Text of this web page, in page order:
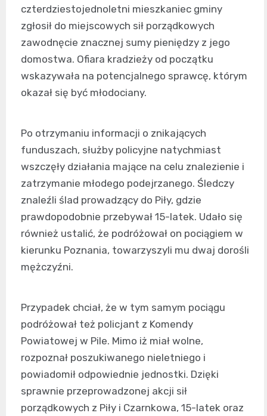
czterdziestojednoletni mieszkaniec gminy
zgłosił do miejscowych sił porządkowych
zawodnęcie znacznej sumy pieniędzy z jego
domostwa. Ofiara kradzieży od początku
wskazywała na potencjalnego sprawcę, którym
okazał się być młodociany.
Po otrzymaniu informacji o znikających
funduszach, służby policyjne natychmiast
wszczęły działania mające na celu znalezienie i
zatrzymanie młodego podejrzanego. Śledczy
znaleźli ślad prowadzący do Piły, gdzie
prawdopodobnie przebywał 15-latek. Udało się
również ustalić, że podróżował on pociągiem w
kierunku Poznania, towarzyszyli mu dwaj dorośli
mężczyźni.
Przypadek chciał, że w tym samym pociągu
podróżował też policjant z Komendy
Powiatowej w Pile. Mimo iż miał wolne,
rozpoznał poszukiwanego nieletniego i
powiadomił odpowiednie jednostki. Dzięki
sprawnie przeprowadzonej akcji sił
porządkowych z Piły i Czarnkowa, 15-latek oraz